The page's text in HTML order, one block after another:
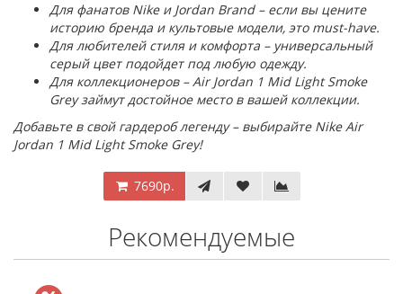
Для фанатов Nike и Jordan Brand – если вы цените
историю бренда и культовые модели, это must-have.
Для любителей стиля и комфорта – универсальный
серый цвет подойдет под любую одежду.
Для коллекционеров – Air Jordan 1 Mid Light Smoke
Grey займут достойное место в вашей коллекции.
Добавьте в свой гардероб легенду – выбирайте Nike Air
Jordan 1 Mid Light Smoke Grey!
7690р.
Рекомендуемые